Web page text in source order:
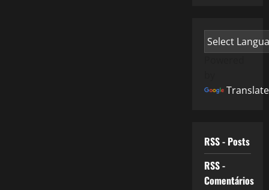
Translate
RSS - Posts
RSS -
Comentários